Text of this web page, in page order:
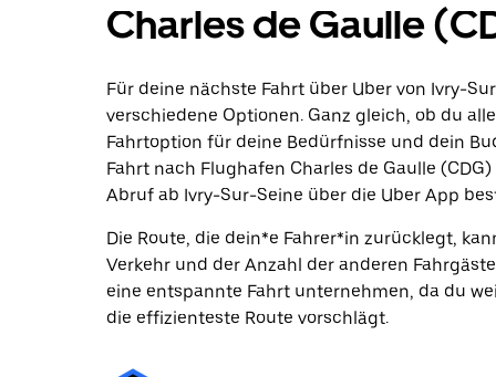
Charles de Gaulle
Für deine nächste Fahrt über Uber von Ivry-
verschiedene Optionen. Ganz gleich, ob du
Fahrtoption für deine Bedürfnisse und dein
Fahrt nach Flughafen Charles de Gaulle
Abruf ab Ivry-Sur-Seine über die Uber App
Die Route, die dein*e Fahrer*in zurücklegt,
Verkehr und der Anzahl der anderen
eine entspannte Fahrt unternehmen, da du
die effizienteste Route vorschlägt.